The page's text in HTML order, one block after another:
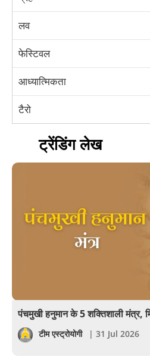
लव
फेस्टिवल
आध्यात्मिकता
टैरो
हस्तरेखा शास्त्र
बॉलीवुड
खेल
सेलिब्रिटी
ट्रेंडिंग लेख
पंचमुखी हनुमान के 5 शक्तिशाली मंत्र,
टीम एस्ट्रोयोगी | 31 Jul 2026